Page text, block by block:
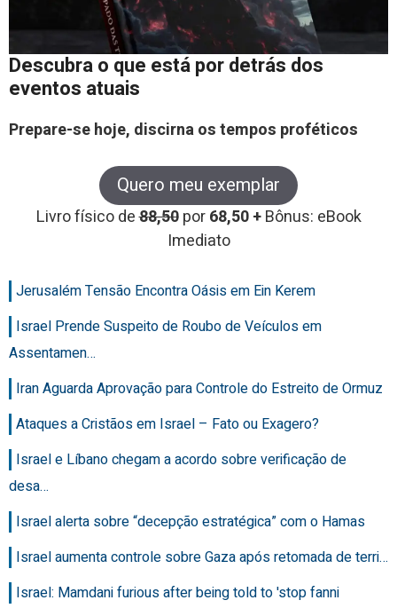
Descubra o que está por detrás dos
eventos atuais
Prepare-se hoje, discirna os tempos proféticos
Quero meu exemplar
Livro físico de88,50 por68,50 +Bônus: eBook
Imediato
Jerusalém Tensão Encontra Oásis em Ein Kerem
Israel Prende Suspeito de Roubo de Veículos em
Assentamen…
Iran Aguarda Aprovação para Controle do Estreito de Ormuz
Ataques a Cristãos em Israel – Fato ou Exagero?
Israel e Líbano chegam a acordo sobre verificação de
desa…
Israel alerta sobre “decepção estratégica” com o Hamas
Israel aumenta controle sobre Gaza após retomada de terri…
Israel: Mamdani furious after being told to 'stop fanni